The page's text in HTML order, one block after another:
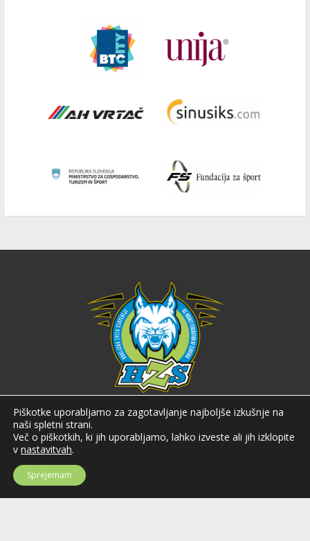
Hokejska zveza Slovenije
Hokejska zveza Slovenije (HZS) je krovna športna organizacija na področju
hokeja v Sloveniji. Organizira tekmovanja v različnih domačih in
mednarodnih hokejskih ligah in pokalih; pod njenim okriljem delujejo tudi
SI-1000 Ljubljana
Piškotke uporabljamo za zagotavljanje najboljše izkušnje na
naši spletni strani.
Več o piškotkih, ki jih uporabljamo, lahko izveste ali jih izklopite
v nastavitvah.
Sprejemam